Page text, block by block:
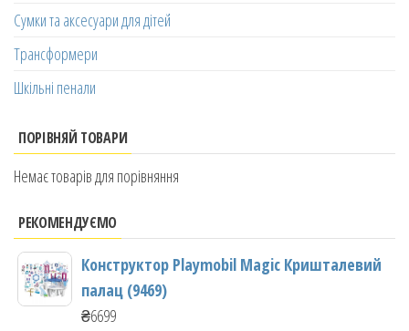
Сумки та аксесуари для дітей
Трансформери
Шкільні пенали
ПОРІВНЯЙ ТОВАРИ
Немає товарів для порівняння
РЕКОМЕНДУЄМО
Конструктор Playmobil Magic Кришталевий
палац (9469)
₴6699